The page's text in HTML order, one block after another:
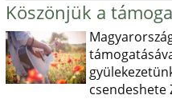
Köszönjük a
csendeshete